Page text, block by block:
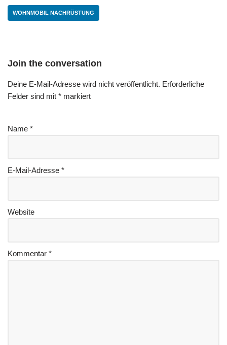
WOHNMOBIL NACHRÜSTUNG
Join the conversation
Deine E-Mail-Adresse wird nicht veröffentlicht. Erforderliche
Felder sind mit * markiert
Name *
E-Mail-Adresse *
Website
Kommentar *